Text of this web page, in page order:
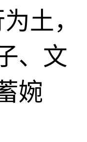
土，
、文
婉